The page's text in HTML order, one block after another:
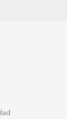
per a més